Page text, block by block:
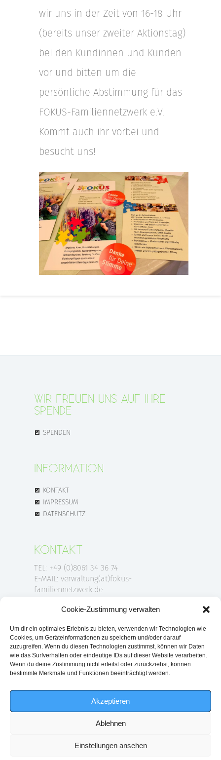
Cookie-Zustimmung verwalten
Um dir ein optimales Erlebnis zu bieten, verwenden wir Technologien wie
Cookies, um Geräteinformationen zu speichern und/oder darauf
zuzugreifen. Wenn du diesen Technologien zustimmst, können wir Daten
wie das Surfverhalten oder eindeutige IDs auf dieser Website verarbeiten.
Wenn du deine Zustimmung nicht erteilst oder zurückziehst, können
bestimmte Merkmale und Funktionen beeinträchtigt werden.
Akzeptieren
Ablehnen
Einstellungen ansehen
wir uns in der Zeit von 16-18 Uhr
(bereits unser zweiter Aktionstag)
bei den Kundinnen und Kunden
vor und bitten um die
persönliche Abstimmung für das
FOKUS-Familiennetzwerk e.V.
Kommt auch ihr vorbei und
besucht uns!
WIR FREUEN UNS AUF IHRE
SPENDE
SPENDEN
INFORMATION
KONTAKT
IMPRESSUM
DATENSCHUTZ
KONTAKT
TEL: +49 (0)8061 34 36 74
E-MAIL: verwaltung(at)fokus-
familiennetzwerk.de
ANSCHRIFT
FOKUS-Familiennetzwerk e.V.
Am Klafferer 1
83043 Bad Aibling